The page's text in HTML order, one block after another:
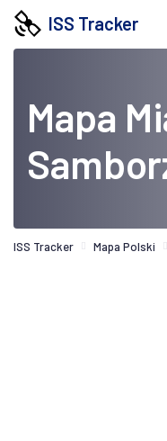
ISS Tracker
Mapa
ISS Tracker Mapa Polski